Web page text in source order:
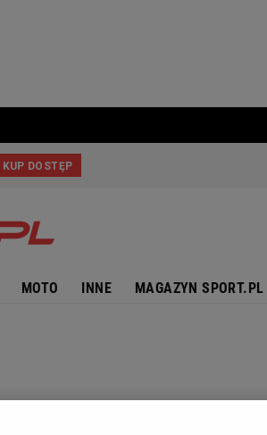
MOTO INNE MAGAZYN SPORT.PL